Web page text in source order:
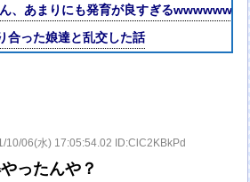
ん、あまりにも発育が良すぎる
合った娘達と乱交した話
10/06(水) 17:05:54.02 ID:ClC2KBkPd
ったんや？